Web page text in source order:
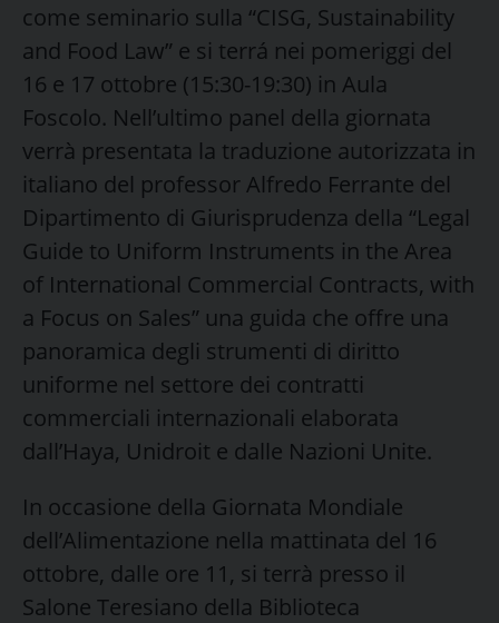
come seminario sulla “CISG, Sustainability
and Food Law” e si terrá nei pomeriggi del
16 e 17 ottobre (15:30-19:30) in Aula
Foscolo. Nell’ultimo panel della giornata
verrà presentata la traduzione autorizzata in
italiano del professor Alfredo Ferrante del
Dipartimento di Giurisprudenza della “Legal
Guide to Uniform Instruments in the Area
of International Commercial Contracts, with
a Focus on Sales” una guida che offre una
panoramica degli strumenti di diritto
uniforme nel settore dei contratti
commerciali internazionali elaborata
dall’Haya, Unidroit e dalle Nazioni Unite.
In occasione della Giornata Mondiale
dell’Alimentazione nella mattinata del 16
ottobre, dalle ore 11, si terrà presso il
Salone Teresiano della Biblioteca